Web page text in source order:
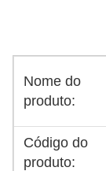
Nome do
produto:
Código do
produto: